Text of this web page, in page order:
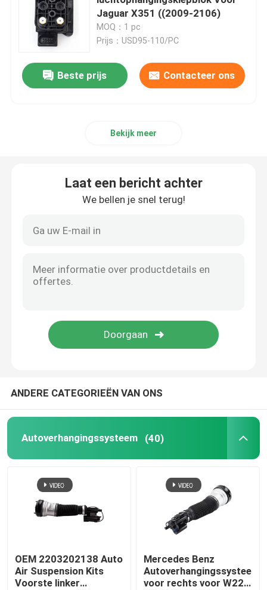
Luchtophanging Compressor
Schokdemper voor luchtophanging
BMW-de Delen van de Luchtopschorting
Audi luchtvering onderdelen
Jaguar X351 ((2009-2106)
MOQ：1 pc
Prijs：USD95-110/PC
Beste prijs Contacteer ons
Bekijk meer
Laat een bericht achter
We bellen je snel terug!
ANDERE CATEGORIEËN VAN ONS
Autoverhangingssysteem (40)
OEM 2203202138 Auto
Air Suspension Kits
Voorste linker
Mercedes Benz
Autoverhangingssysteem
voor rechts voor W220